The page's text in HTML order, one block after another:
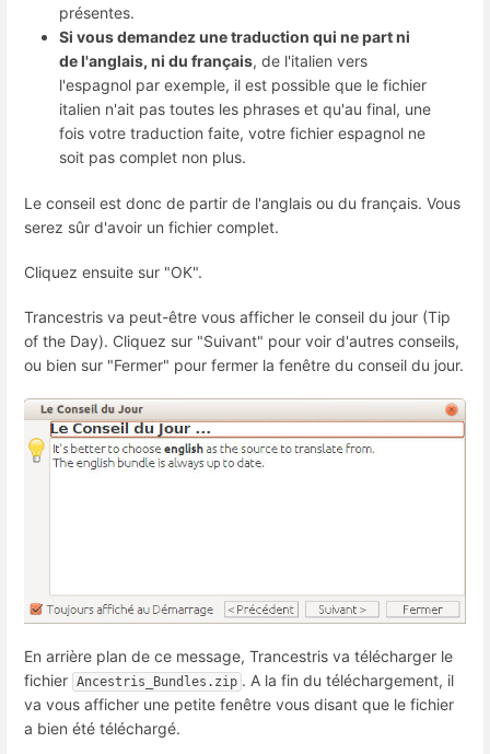
présentes.
Si vous demandez une traduction qui ne part ni
de l'anglais, ni du français, de l'italien vers
l'espagnol par exemple, il est possible que le fichier
italien n'ait pas toutes les phrases et qu'au final, une
fois votre traduction faite, votre fichier espagnol ne
soit pas complet non plus.
Le conseil est donc de partir de l'anglais ou du français. Vous
serez sûr d'avoir un fichier complet.
Cliquez ensuite sur "OK".
Trancestris va peut-être vous afficher le conseil du jour (Tip
of the Day). Cliquez sur "Suivant" pour voir d'autres conseils,
ou bien sur "Fermer" pour fermer la fenêtre du conseil du jour.
En arrière plan de ce message, Trancestris va télécharger le
fichier Ancestris_Bundles.zip . A la fin du téléchargement, il
va vous afficher une petite fenêtre vous disant que le fichier
a bien été téléchargé.